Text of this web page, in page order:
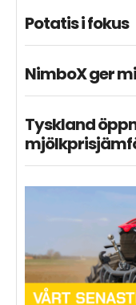
Potatis i fokus
NimboX ger
Tyskland